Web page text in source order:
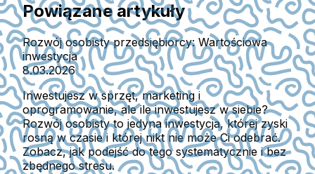
Powiązane artykuły
Rozwój osobisty przedsiębiorcy: Wartościowa
inwestycja
8.03.2026
Inwestujesz w sprzęt, marketing i
oprogramowanie, ale ile inwestujesz w siebie?
Rozwój osobisty to jedyna inwestycja, której zyski
rosną w czasie i której nikt nie może Ci odebrać.
Zobacz, jak podejść do tego systematycznie i bez
zbędnego stresu.